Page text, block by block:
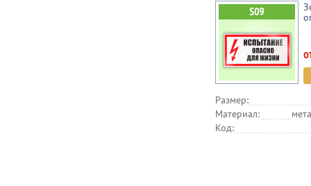
Размер:
Материал:
Код: